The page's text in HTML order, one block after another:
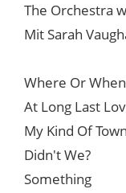
The Orchestra
Mit Sarah
Where Or When
At Long Last
My Kind Of Town
Didn't We?
Something